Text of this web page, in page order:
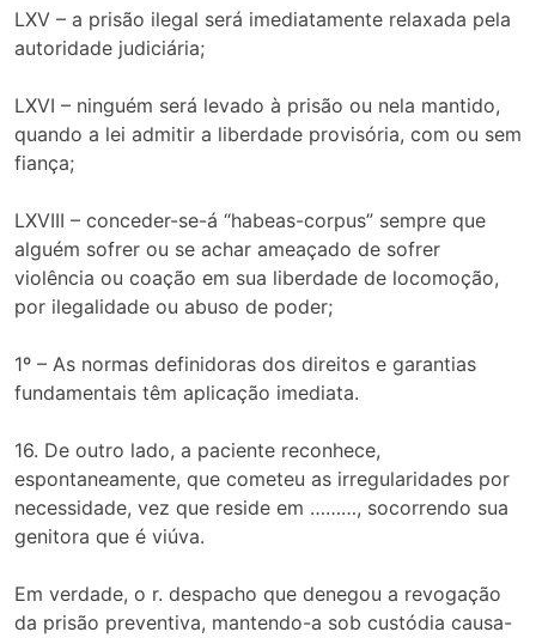
LXV – a prisão ilegal será imediatamente relaxada pela
autoridade judiciária;
LXVI – ninguém será levado à prisão ou nela mantido,
quando a lei admitir a liberdade provisória, com ou sem
fiança;
LXVIII – conceder-se-á “habeas-corpus” sempre que
alguém sofrer ou se achar ameaçado de sofrer
violência ou coação em sua liberdade de locomoção,
por ilegalidade ou abuso de poder;
1º – As normas definidoras dos direitos e garantias
fundamentais têm aplicação imediata.
16. De outro lado, a paciente reconhece,
espontaneamente, que cometeu as irregularidades por
necessidade, vez que reside em ………, socorrendo sua
genitora que é viúva.
Em verdade, o r. despacho que denegou a revogação
da prisão preventiva, mantendo-a sob custódia causa-